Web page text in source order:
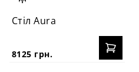
Стіл Aura
8125 грн.